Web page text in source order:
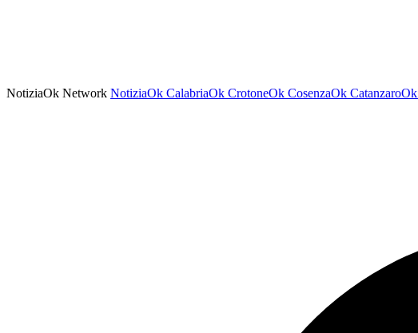
NotiziaOk Network NotiziaOk CalabriaOk CrotoneOk CosenzaOk CatanzaroOk